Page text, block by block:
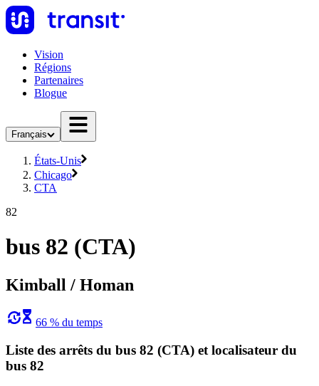
Vision
Régions
Partenaires
Blogue
Français
États-Unis
Chicago
CTA
82
bus 82 (CTA)
Kimball / Homan
66 % du temps
Liste des arrêts du bus 82 (CTA) et localisateur du
bus 82